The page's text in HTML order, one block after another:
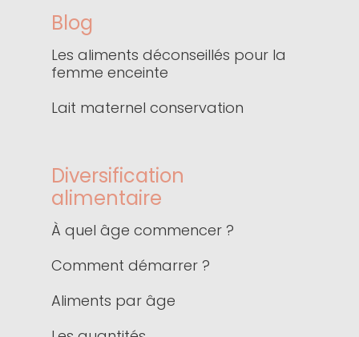
Blog
Les aliments déconseillés pour la
femme enceinte
Lait maternel conservation
Diversification
alimentaire
À quel âge commencer ?
Comment démarrer ?
Aliments par âge